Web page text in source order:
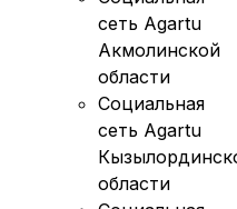
сеть Agartu
Акмолинской
области
Социальная
сеть Agartu
области